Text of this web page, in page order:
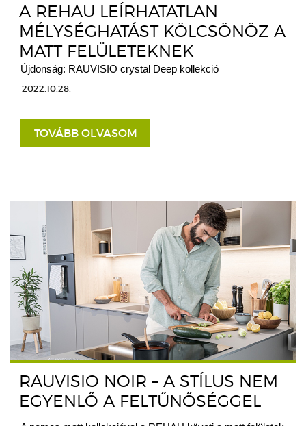
A REHAU LEÍRHATATLAN
MÉLYSÉGHATÁST KÖLCSÖNÖZ A
MATT FELÜLETEKNEK
Újdonság: RAUVISIO crystal Deep kollekció
2022.10.28.
TOVÁBB OLVASOM
RAUVISIO NOIR – A STÍLUS NEM
EGYENLŐ A FELTŰNŐSÉGGEL